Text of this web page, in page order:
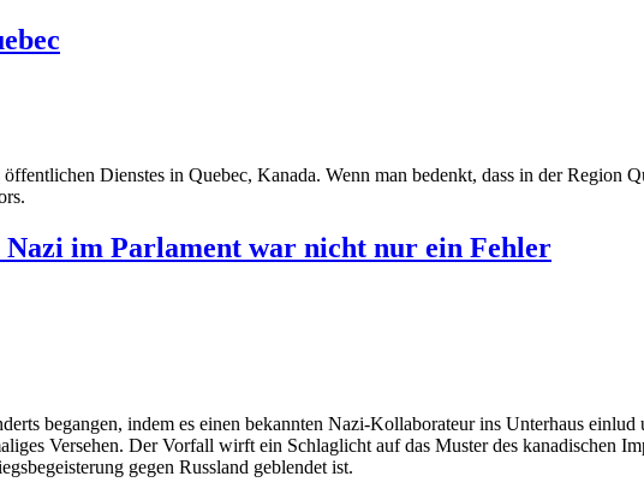
Dienstes in Quebec, Kanada. Wenn man bedenkt, dass in der Region
im Parlament war nicht nur ein Fehler
begangen, indem es einen bekannten Nazi-Kollaborateur ins Unterhaus
Versehen. Der Vorfall wirft ein Schlaglicht auf das Muster des kanadischen
gegen Russland geblendet ist.